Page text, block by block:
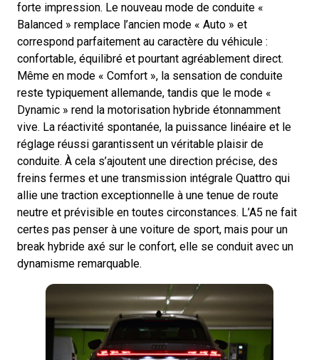
forte impression. Le nouveau mode de conduite «
Balanced » remplace l’ancien mode « Auto » et
correspond parfaitement au caractère du véhicule :
confortable, équilibré et pourtant agréablement direct.
Même en mode « Comfort », la sensation de conduite
reste typiquement allemande, tandis que le mode «
Dynamic » rend la motorisation hybride étonnamment
vive. La réactivité spontanée, la puissance linéaire et le
réglage réussi garantissent un véritable plaisir de
conduite. À cela s’ajoutent une direction précise, des
freins fermes et une transmission intégrale Quattro qui
allie une traction exceptionnelle à une tenue de route
neutre et prévisible en toutes circonstances. L’A5 ne fait
certes pas penser à une voiture de sport, mais pour un
break hybride axé sur le confort, elle se conduit avec un
dynamisme remarquable.